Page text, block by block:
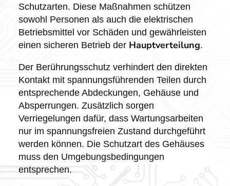
Schutzarten. Diese Maßnahmen schützen
sowohl Personen als auch die elektrischen
Betriebsmittel vor Schäden und gewährleisten
einen sicheren Betrieb der Hauptverteilung.
Der Berührungsschutz verhindert den direkten
Kontakt mit spannungsführenden Teilen durch
entsprechende Abdeckungen, Gehäuse und
Absperrungen. Zusätzlich sorgen
Verriegelungen dafür, dass Wartungsarbeiten
nur im spannungsfreien Zustand durchgeführt
werden können. Die Schutzart des Gehäuses
muss den Umgebungsbedingungen
entsprechen.